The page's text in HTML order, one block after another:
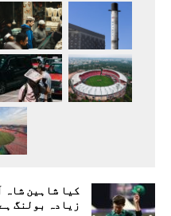
کیا شاہین شاہ
زیادہ بولنگ